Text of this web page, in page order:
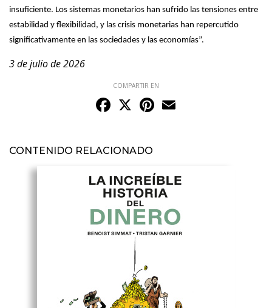
insuficiente. Los sistemas monetarios han sufrido las tensiones entre
estabilidad y flexibilidad, y las crisis monetarias han repercutido
significativamente en las sociedades y las economías”.
3 de julio de 2026
COMPARTIR EN
Facebook
X Pinterest
CONTENIDO RELACIONADO